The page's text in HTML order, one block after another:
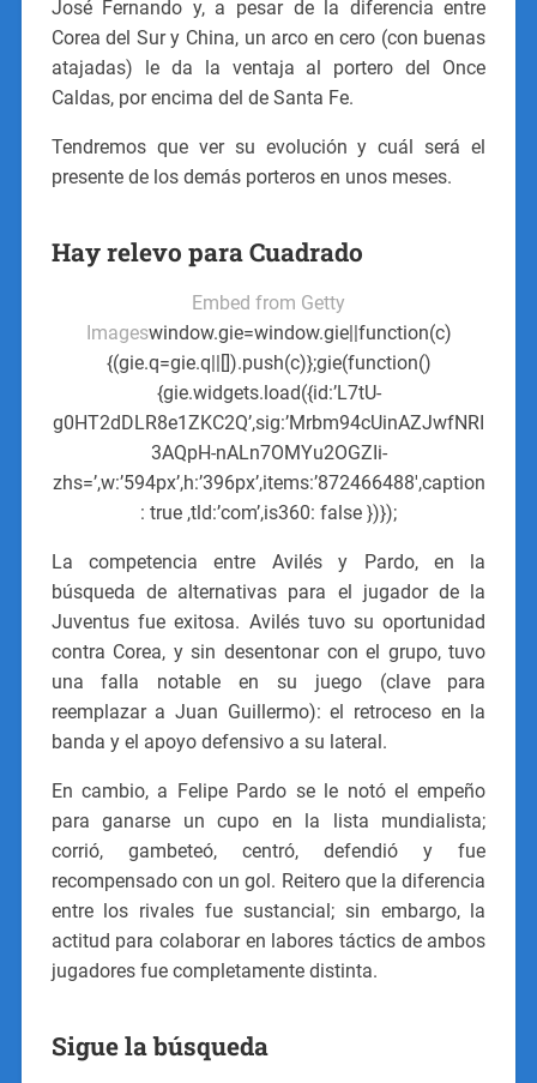
José Fernando y, a pesar de la diferencia entre
Corea del Sur y China, un arco en cero (con buenas
atajadas) le da la ventaja al portero del Once
Caldas, por encima del de Santa Fe.
Tendremos que ver su evolución y cuál será el
presente de los demás porteros en unos meses.
Hay relevo para Cuadrado
Embed from Getty
Imageswindow.gie=window.gie||function(c)
{(gie.q=gie.q||[]).push(c)};gie(function()
{gie.widgets.load({id:’L7tU-
g0HT2dDLR8e1ZKC2Q’,sig:’Mrbm94cUinAZJwfNRI
3AQpH-nALn7OMYu2OGZIi-
zhs=’,w:’594px’,h:’396px’,items:’872466488′,caption
: true ,tld:’com’,is360: false })});
La competencia entre Avilés y Pardo, en la
búsqueda de alternativas para el jugador de la
Juventus fue exitosa. Avilés tuvo su oportunidad
contra Corea, y sin desentonar con el grupo, tuvo
una falla notable en su juego (clave para
reemplazar a Juan Guillermo): el retroceso en la
banda y el apoyo defensivo a su lateral.
En cambio, a Felipe Pardo se le notó el empeño
para ganarse un cupo en la lista mundialista;
corrió, gambeteó, centró, defendió y fue
recompensado con un gol. Reitero que la diferencia
entre los rivales fue sustancial; sin embargo, la
actitud para colaborar en labores táctics de ambos
jugadores fue completamente distinta.
Sigue la búsqueda